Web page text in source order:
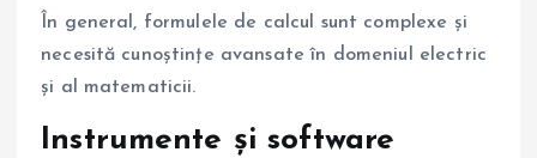
În general, formulele de calcul sunt complexe și
necesită cunoștințe avansate în domeniul electric
și al matematicii.
Instrumente și software